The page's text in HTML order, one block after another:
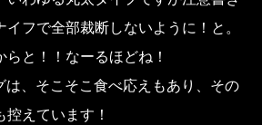
フで全部裁断しないように！と。
と！！なーるほどね！
、そこそこ食べ応えもあり、その
えています！